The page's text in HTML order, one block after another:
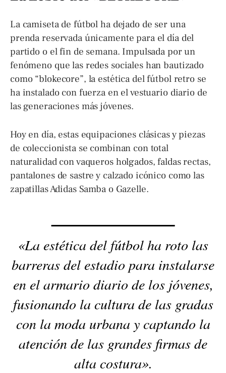
La camiseta de fútbol ha dejado de ser una
prenda reservada únicamente para el día del
partido o el fin de semana. Impulsada por un
fenómeno que las redes sociales han bautizado
como “blokecore”, la estética del fútbol retro se
ha instalado con fuerza en el vestuario diario de
las generaciones más jóvenes.
Hoy en día, estas equipaciones clásicas y piezas
de coleccionista se combinan con total
naturalidad con vaqueros holgados, faldas rectas,
pantalones de sastre y calzado icónico como las
zapatillas Adidas Samba o Gazelle.
«La estética del fútbol ha roto las
barreras del estadio para instalarse
en el armario diario de los jóvenes,
fusionando la cultura de las gradas
con la moda urbana y captando la
atención de las grandes firmas de
alta costura».